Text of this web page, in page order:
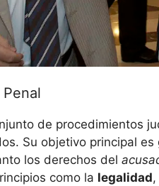
de procedimientos
Su objetivo principal
los derechos del
como la legalidad,